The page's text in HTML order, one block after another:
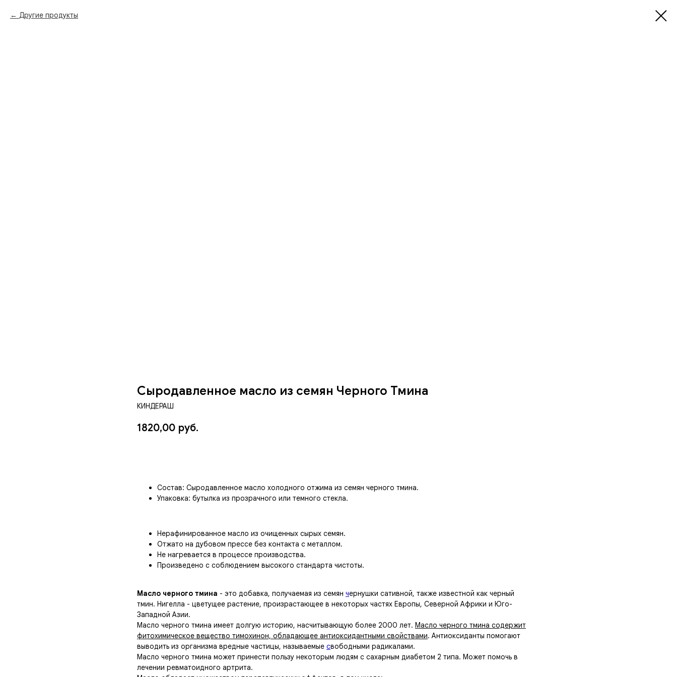
Другие продукты
Сыродавленное масло из семян Черного Тмина
КИНДЕРАШ
1820,00 руб.
Состав: Сыродавленное масло холодного отжима из семян черного тмина.
Упаковка: бутылка из прозрачного или темного стекла.
Нерафинированное масло из очищенных сырых семян.
Отжато на дубовом прессе без контакта с металлом.
Не нагревается в процессе производства.
Произведено с соблюдением высокого стандарта чистоты.
Масло черного тмина - это добавка, получаемая из семян чернушки сативной, также известной как черный
тмин. Нигелла - цветущее растение, произрастающее в некоторых частях Европы, Северной Африки и Юго-
Западной Азии.
Масло черного тмина имеет долгую историю, насчитывающую более 2000 лет. Масло черного тмина содержит
фитохимическое вещество тимохинон, обладающее антиоксидантными свойствами. Антиоксиданты помогают
выводить из организма вредные частицы, называемые свободными радикалами.
Масло черного тмина может принести пользу некоторым людям с сахарным диабетом 2 типа. Может помочь в
лечении ревматоидного артрита.